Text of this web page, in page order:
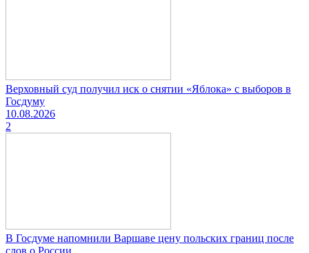
Верховный суд получил иск о снятии «Яблока» с выборов в
Госдуму
10.08.2026
2
В Госдуме напомнили Варшаве цену польских границ после